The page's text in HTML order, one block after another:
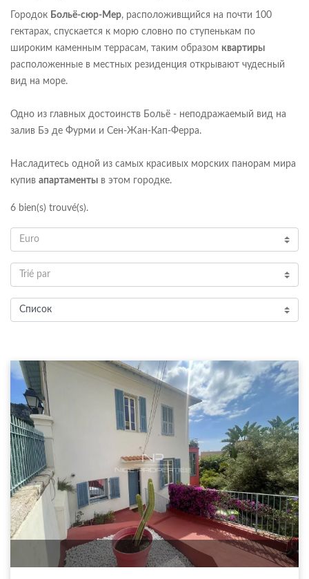
Городок Больё-сюр-Мер, расположивщийся на почти 100
гектарах, спускается к морю словно по ступенькам по
широким каменным террасам, таким образом квартиры
расположенные в местных резиденция открывают чудесный
вид на море.
Одно из главных достоинств Больё - неподражаемый вид на
залив Бэ де Фурми и Сен-Жан-Кап-Ферра.
Насладитесь одной из самых красивых морских панорам мира
купив апартаменты в этом городке.
6 bien(s) trouvé(s).
Euro
Trié par
Список